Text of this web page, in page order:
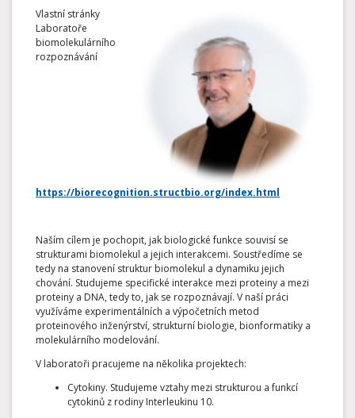
Vlastní stránky
Laboratoře
biomolekulárního
rozpoznávání
https://biorecognition.structbio.org/index.html
Naším cílem je pochopit, jak biologické funkce souvisí se
strukturami biomolekul a jejich interakcemi. Soustředíme se
tedy na stanovení struktur biomolekul a dynamiku jejich
chování. Studujeme specifické interakce mezi proteiny a mezi
proteiny a DNA, tedy to, jak se rozpoznávají. V naší práci
využíváme experimentálních a výpočetních metod
proteinového inženýrství, strukturní biologie, bionformatiky a
molekulárního modelování.
V laboratoři pracujeme na několika projektech:
Cytokiny. Studujeme vztahy mezi strukturou a funkcí
cytokinů z rodiny Interleukinu 10.